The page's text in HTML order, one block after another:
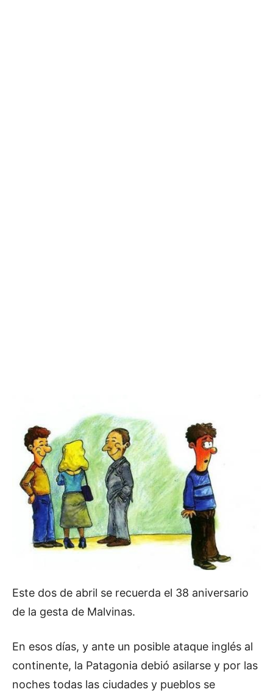
Este dos de abril se recuerda el 38 aniversario
de la gesta de Malvinas.
En esos días, y ante un posible ataque inglés al
continente, la Patagonia debió asilarse y por las
noches todas las ciudades y pueblos se